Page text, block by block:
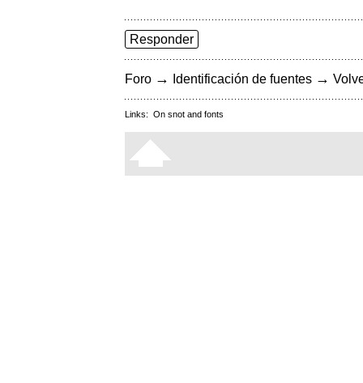
Responder
Foro → Identificación de fuentes →
Links: On snot and fonts